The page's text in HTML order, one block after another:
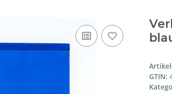
GTIN: